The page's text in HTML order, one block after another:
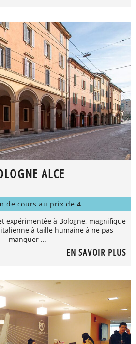
ALCE
de cours au prix de 4
expérimentée à Bologne, magnifique
à taille humaine à ne pas
manquer ...
EN SAVOIR PLUS